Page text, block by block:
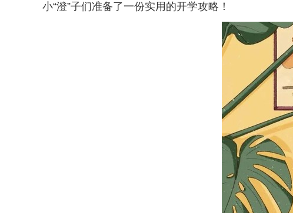
小“澄”子们准备了一份实用的开学攻略！